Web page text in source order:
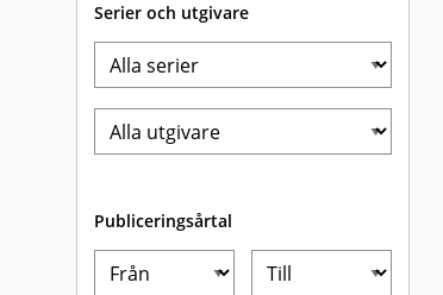
Serier och utgivare
Publiceringsårtal